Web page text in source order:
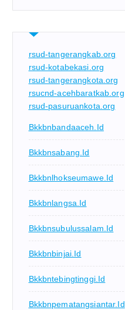
rsud-tangerangkab.org
rsud-kotabekasi.org
rsud-tangerangkota.org
rsucnd-acehbaratkab.org
rsud-pasuruankota.org
Bkkbnbandaaceh.id
Bkkbnsabang.id
Bkkbnlhokseumawe.id
Bkkbnlangsa.id
Bkkbnsubulussalam.id
Bkkbnbinjai.id
Bkkbntebingtinggi.id
Bkkbnpematangsiantar.id